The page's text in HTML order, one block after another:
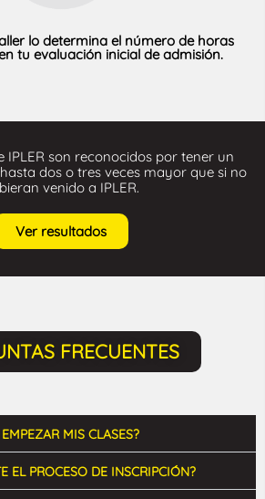
lo determina el número de horas
tu evaluación inicial de admisión.
IPLER son reconocidos por tener un
dos o tres veces mayor que si no
venido a IPLER.
Ver resultados
FRECUENTES
MIS CLASES?
EL PROCESO DE INSCRIPCIÓN?